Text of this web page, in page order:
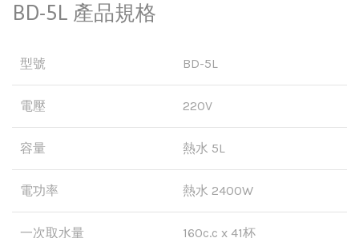
BD-5L 產品規格
型號 BD-5L
電壓 220V
容量 熱水 5L
電功率 熱水 2400W
一次取水量 160c.c x 41杯